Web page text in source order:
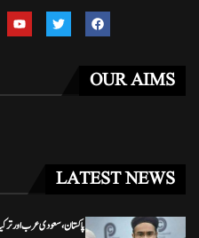
OUR AIMS
LATEST NEWS
پاکستان، سعودی عرب اور